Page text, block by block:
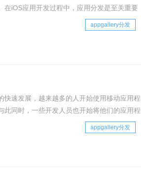
在iOS应用开发过程中，应用分发是至关重要
推广和用户的使用。下面我将详细介绍苹果
appgallery分发
快速发展，越来越多的人开始使用移动应用程
此同时，一些开发人员也开始将他们的应用程
可以通过多种方式分发，包括应用商店、网站
appgallery分发